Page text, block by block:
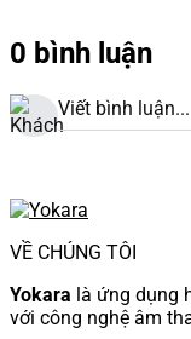
0 bình luận
Viết bình luận...
VỀ CHÚNG TÔI
Yokara là ứng dụng
với công nghệ âm